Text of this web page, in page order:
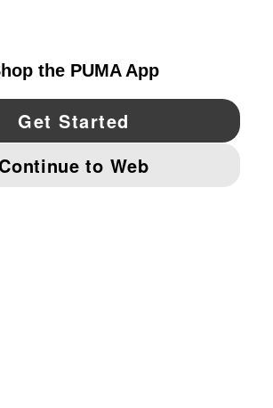
Pinterest
IMPRINT AND LEGAL DATA